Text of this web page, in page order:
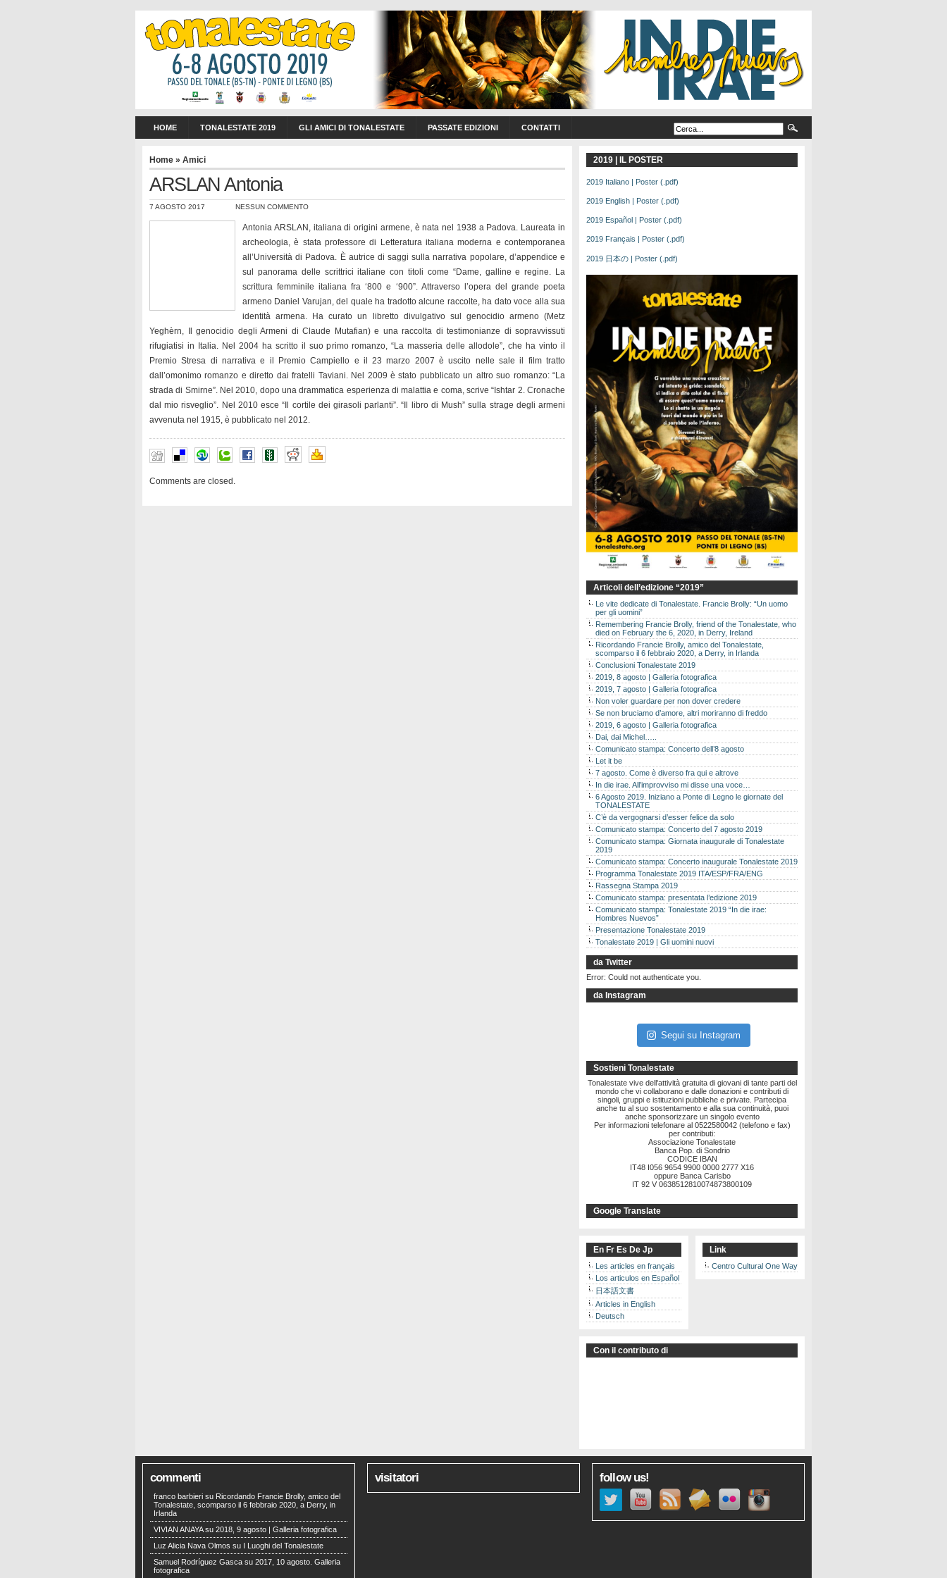
HOME TONALESTATE 2019 GLI AMICI DI TONALESTATE PASSATE EDIZIONI CONTATTI
Home » Amici
ARSLAN Antonia
7 AGOSTO 2017 NESSUN COMMENTO
Antonia ARSLAN, italiana di origini armene, è nata nel 1938 a Padova. Laureata in
archeologia, è stata professore di Letteratura italiana moderna e contemporanea
all’Università di Padova. È autrice di saggi sulla narrativa popolare, d’appendice e
sul panorama delle scrittrici italiane con titoli come “Dame, galline e regine. La
scrittura femminile italiana fra ‘800 e ‘900”. Attraverso l’opera del grande poeta
armeno Daniel Varujan, del quale ha tradotto alcune raccolte, ha dato voce alla sua
identità armena. Ha curato un libretto divulgativo sul genocidio armeno (Metz
Yeghèrn, Il genocidio degli Armeni di Claude Mutafian) e una raccolta di testimonianze di sopravvissuti
rifugiatisi in Italia. Nel 2004 ha scritto il suo primo romanzo, “La masseria delle allodole”, che ha vinto il
Premio Stresa di narrativa e il Premio Campiello e il 23 marzo 2007 è uscito nelle sale il film tratto
dall’omonimo romanzo e diretto dai fratelli Taviani. Nel 2009 è stato pubblicato un altro suo romanzo: “La
strada di Smirne”. Nel 2010, dopo una drammatica esperienza di malattia e coma, scrive “Ishtar 2. Cronache
dal mio risveglio”. Nel 2010 esce “Il cortile dei girasoli parlanti”. “Il libro di Mush” sulla strage degli armeni
avvenuta nel 1915, è pubblicato nel 2012.
Comments are closed.
2019 | IL POSTER
2019 Italiano | Poster (.pdf)
2019 English | Poster (.pdf)
2019 Español | Poster (.pdf)
2019 Français | Poster (.pdf)
2019 日本の | Poster (.pdf)
Articoli dell’edizione “2019”
Le vite dedicate di Tonalestate. Francie Brolly: “Un uomo
per gli uomini”
Remembering Francie Brolly, friend of the Tonalestate, who
died on February the 6, 2020, in Derry, Ireland
Ricordando Francie Brolly, amico del Tonalestate,
scomparso il 6 febbraio 2020, a Derry, in Irlanda
Conclusioni Tonalestate 2019
2019, 8 agosto | Galleria fotografica
2019, 7 agosto | Galleria fotografica
Non voler guardare per non dover credere
Se non bruciamo d’amore, altri moriranno di freddo
2019, 6 agosto | Galleria fotografica
Dai, dai Michel…..
Comunicato stampa: Concerto dell’8 agosto
Let it be
7 agosto. Come è diverso fra qui e altrove
In die irae. All’improvviso mi disse una voce…
6 Agosto 2019. Iniziano a Ponte di Legno le giornate del
TONALESTATE
C’è da vergognarsi d’esser felice da solo
Comunicato stampa: Concerto del 7 agosto 2019
Comunicato stampa: Giornata inaugurale di Tonalestate
2019
Comunicato stampa: Concerto inaugurale Tonalestate 2019
Programma Tonalestate 2019 ITA/ESP/FRA/ENG
Rassegna Stampa 2019
Comunicato stampa: presentata l’edizione 2019
Comunicato stampa: Tonalestate 2019 “In die irae:
Hombres Nuevos”
Presentazione Tonalestate 2019
Tonalestate 2019 | Gli uomini nuovi
da Twitter
Error: Could not authenticate you.
da Instagram
Segui su Instagram
Sostieni Tonalestate
Tonalestate vive dell'attività gratuita di giovani di tante parti del
mondo che vi collaborano e dalle donazioni e contributi di
singoli, gruppi e istituzioni pubbliche e private. Partecipa
anche tu al suo sostentamento e alla sua continuità, puoi
anche sponsorizzare un singolo evento
Per informazioni telefonare al 0522580042 (telefono e fax)
per contributi:
Associazione Tonalestate
Banca Pop. di Sondrio
CODICE IBAN
IT48 I056 9654 9900 0000 2777 X16
oppure Banca Carisbo
IT 92 V 0638512810074873800109
Google Translate
En Fr Es De Jp
Les articles en français
Los articulos en Español
日本語文書
Articles in English
Deutsch
Link
Centro Cultural One Way
Con il contributo di
commenti
franco barbieri su Ricordando Francie Brolly, amico del
Tonalestate, scomparso il 6 febbraio 2020, a Derry, in
Irlanda
VIVIAN ANAYAsu 2018, 9 agosto | Galleria fotografica
Luz Alicia Nava Olmos su
I Luoghi del Tonalestate
Samuel Rodríguez Gasca su 2017, 10 agosto. Galleria
fotografica
visitatori follow us!